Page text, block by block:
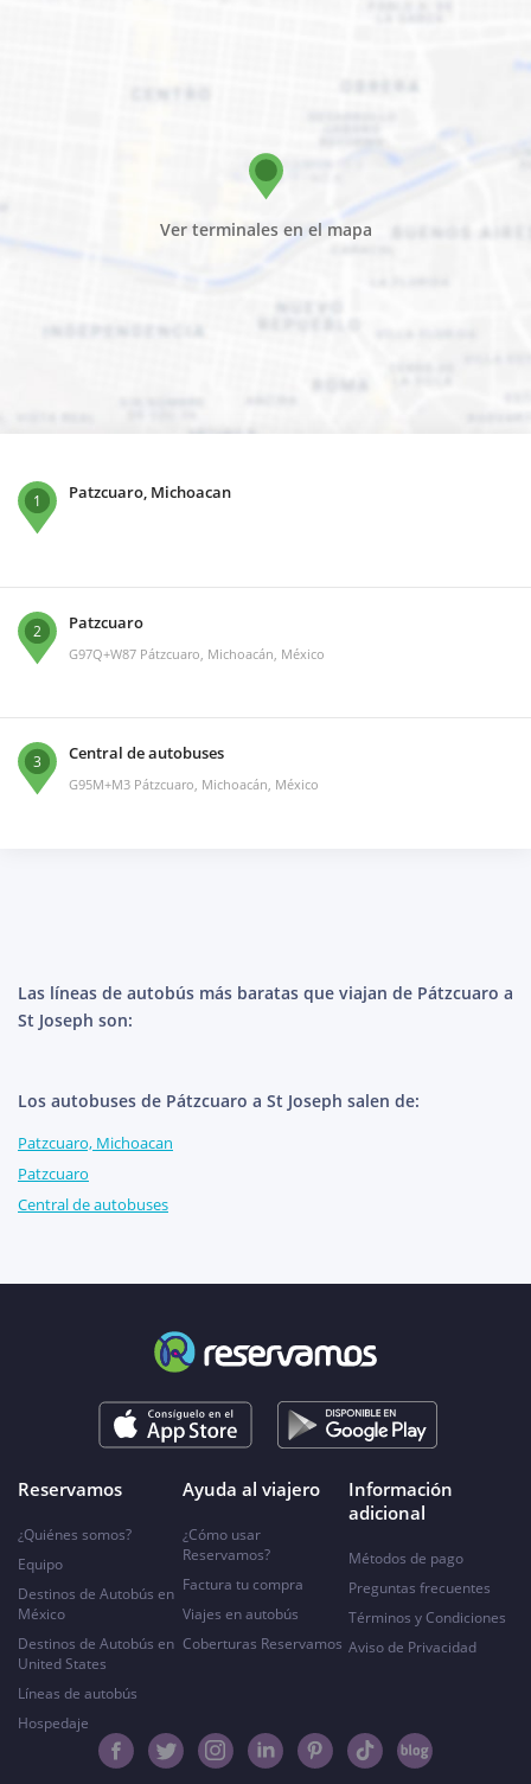
Ver terminales en el mapa
1 Patzcuaro, Michoacan
2 Patzcuaro
G97Q+W87 Pátzcuaro, Michoacán, México
3 Central de autobuses
G95M+M3 Pátzcuaro, Michoacán, México
Las líneas de autobús más baratas que viajan de Pátzcuaro a
St Joseph son:
Los autobuses de Pátzcuaro a St Joseph salen de:
Patzcuaro, Michoacan
Patzcuaro
Central de autobuses
Reservamos
¿Quiénes somos?
Equipo
Destinos de Autobús en
México
Destinos de Autobús en
United States
Líneas de autobús
Hospedaje
Ayuda al viajero
¿Cómo usar
Reservamos?
Factura tu compra
Viajes en autobús
Coberturas Reservamos
Información
adicional
Métodos de pago
Preguntas frecuentes
Términos y Condiciones
Aviso de Privacidad